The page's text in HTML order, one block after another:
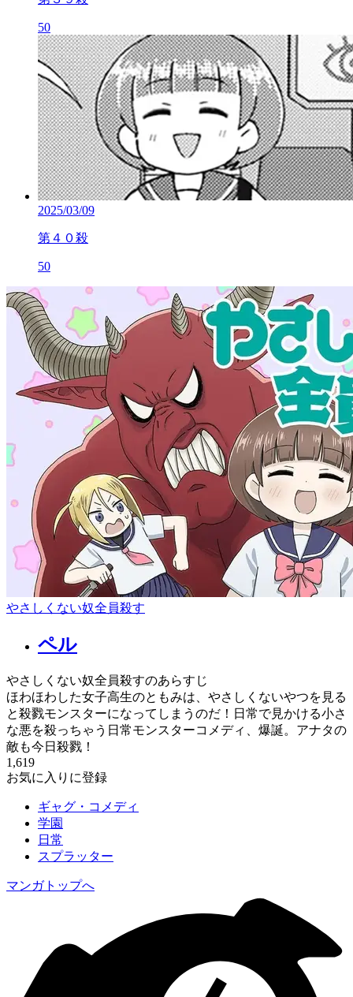
50
2025/03/09
第４０殺
50
やさしくない奴全員殺す
ペル
やさしくない奴全員殺すのあらすじ
ほわほわした女子高生のともみは、やさしくないやつを見る
と殺戮モンスターになってしまうのだ！日常で見かける小さ
な悪を殺っちゃう日常モンスターコメディ、爆誕。アナタの
敵も今日殺戮！
1,619
お気に入りに登録
ギャグ・コメディ
学園
日常
スプラッター
マンガトップへ